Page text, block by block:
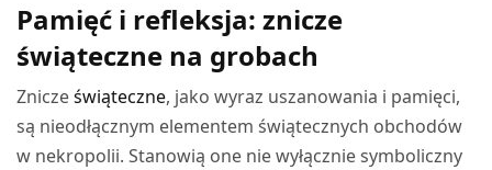
Pamięć i refleksja: znicze
świąteczne na grobach
Zniczeświąteczne, jako wyraz uszanowania i pamięci,
są nieodłącznym elementem świątecznych obchodów
w nekropolii. Stanowią one nie wyłącznie symboliczny